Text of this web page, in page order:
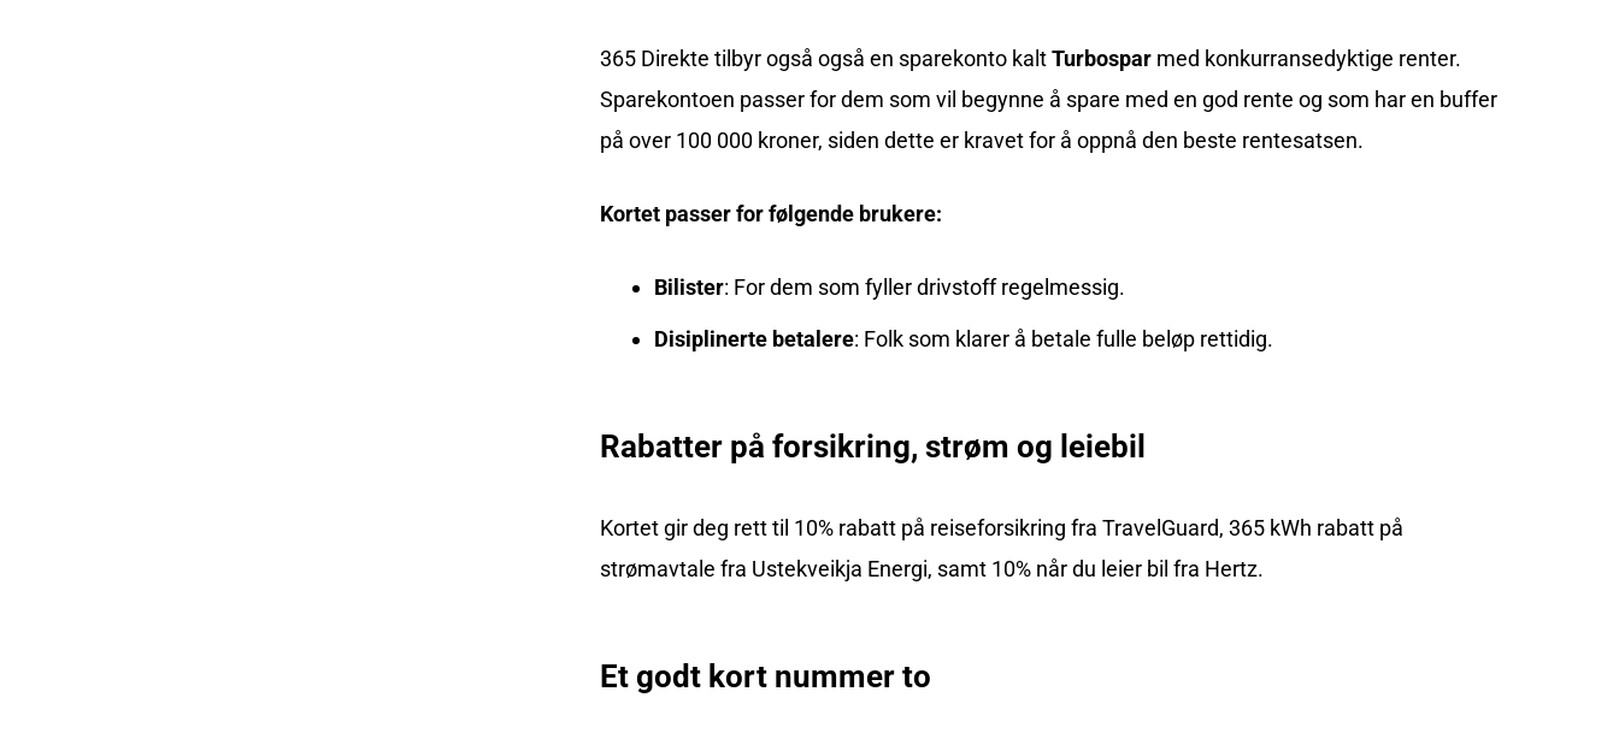
365 Direkte tilbyr også også en sparekonto kaltTurbospar med konkurransedyktige renter.
Sparekontoen passer for dem som vil begynne å spare med en god rente og som har en buffer
på over 100 000 kroner, siden dette er kravet for å oppnå den beste rentesatsen.
Kortet passer for følgende brukere:
Bilister: For dem som fyller drivstoff regelmessig.
Disiplinerte betalere: Folk som klarer å betale fulle beløp rettidig.
Rabatter på forsikring, strøm og leiebil
Kortet gir deg rett til 10% rabatt på reiseforsikring fra TravelGuard, 365 kWh rabatt på
strømavtale fra Ustekveikja Energi, samt 10% når du leier bil fra Hertz.
Et godt kort nummer to